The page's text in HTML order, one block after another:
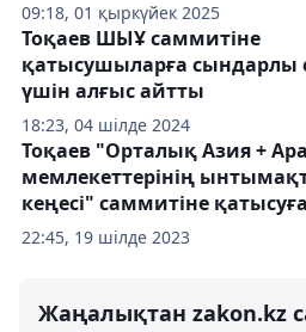
09:18, 01 қыркүйек 2025
18:23, 04 шілде 2024
Тоқаев ШЫҰ саммитіне
қатысушыларға сындарлы
үшін алғыс айтты
22:45, 19 шілде 2023
Тоқаев "Орталық Азия +
мемлекеттерінің
кеңесі" саммитіне
Жаңалықтан zakon.kz